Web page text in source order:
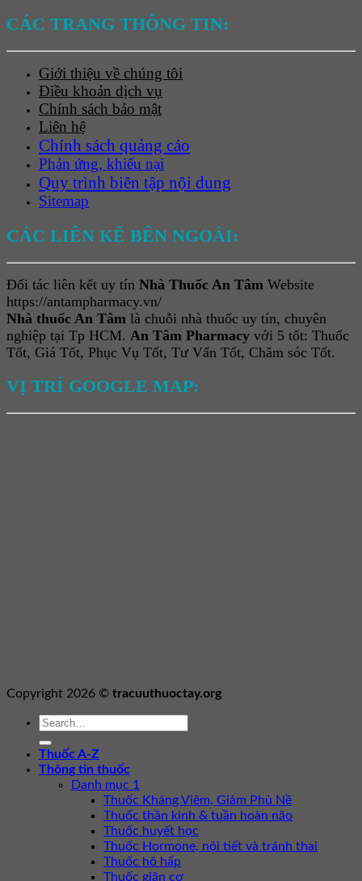
CÁC TRANG THÔNG TIN:
Giới thiệu về chúng tôi
Điều khoản dịch vụ
Chính sách bảo mật
Liên hệ
Chính sách quảng cáo
Phản ứng, khiếu nại
Quy trình biên tập nội dung
Sitemap
CÁC LIÊN KẾ BÊN NGOÀI:
Đối tác liên kết uy tín Nhà Thuốc An Tâm Website
https://antampharmacy.vn/
Nhà thuốc An Tâm là chuỗi nhà thuốc uy tín, chuyên
nghiệp tại Tp HCM. An Tâm Pharmacy với 5 tốt: Thuốc
Tốt, Giá Tốt, Phục Vụ Tốt, Tư Vấn Tốt, Chăm sóc Tốt.
VỊ TRÍ GOOGLE MAP:
Copyright 2026 © tracuuthuoctay.org
Thuốc A-Z
Thông tin thuốc
Danh mục 1
Thuốc Kháng Viêm, Giảm Phù Nề
Thuốc thần kinh & tuần hoàn não
Thuốc huyết học
Thuốc Hormone, nội tiết và tránh thai
Thuốc hô hấp
Thuốc giãn cơ